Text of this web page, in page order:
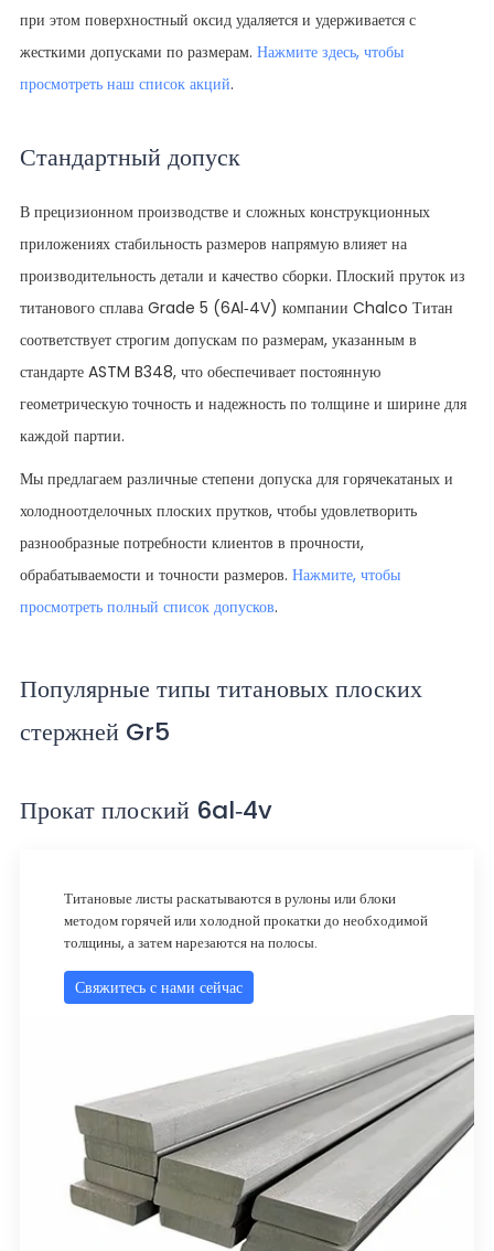
при этом поверхностный оксид удаляется и удерживается с
жесткими допусками по размерам. Нажмите здесь, чтобы
просмотреть наш список акций.
Стандартный допуск
В прецизионном производстве и сложных конструкционных
приложениях стабильность размеров напрямую влияет на
производительность детали и качество сборки. Плоский пруток из
титанового сплава Grade 5 (6Al-4V) компании Chalco Титан
соответствует строгим допускам по размерам, указанным в
стандарте ASTM B348, что обеспечивает постоянную
геометрическую точность и надежность по толщине и ширине для
каждой партии.
Мы предлагаем различные степени допуска для горячекатаных и
холодноотделочных плоских прутков, чтобы удовлетворить
разнообразные потребности клиентов в прочности,
обрабатываемости и точности размеров. Нажмите, чтобы
просмотреть полный список допусков.
Популярные типы титановых плоских
стержней Gr5
Прокат плоский 6al-4v
Титановые листы раскатываются в рулоны или блоки
методом горячей или холодной прокатки до необходимой
толщины, а затем нарезаются на полосы.
Свяжитесь с нами сейчас